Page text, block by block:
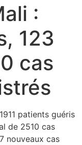
:
123
cas
patients guéris
de 2510 cas
nouveaux cas